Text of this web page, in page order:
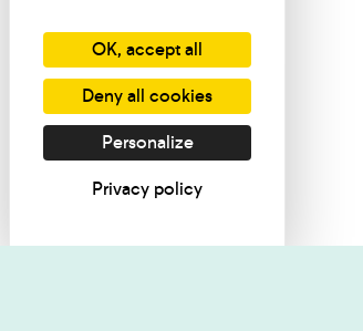
OK, accept all
Deny all cookies
Personalize
Privacy policy